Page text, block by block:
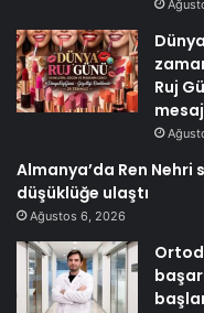
Ruj
Almanya’da Ren Nehri
düşüklüğe ulaştı
Ağustos 6, 2026